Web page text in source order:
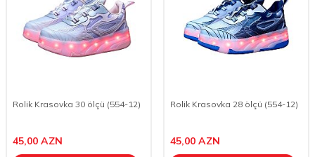
Rolik Krasovka 30 ölçü (554-12)
45,00 AZN
Rolik Krasovka 28 ölçü (554-12)
45,00 AZN